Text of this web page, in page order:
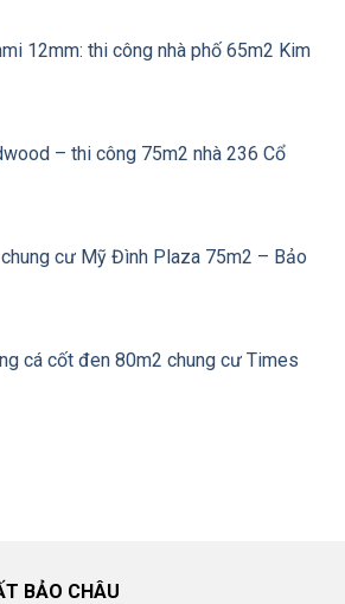
12mm: thi công nhà phố 65m2 Kim
– thi công 75m2 nhà 236 Cổ
cư Mỹ Đình Plaza 75m2 – Bảo
cá cốt đen 80m2 chung cư Times
BẢO CHÂU